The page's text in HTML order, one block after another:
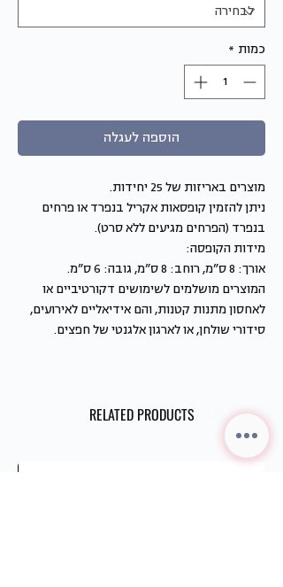
כמות *
הוספה לעגלה
מוצרים באריזות של 25 יחידות.
ניתן להזמין קופסאות אקריל בנפרד או פרחים
בנפרד (הפרחים מגיעים ללא סרט).
מידות הקופסה:
אורך: 8 ס”מ, רוחב: 8 ס”מ, גובה: 6 ס”מ.
המוצרים מושלמים לשימושים דקורטיביים או
לאחסון מתנות קטנות, והם אידיאליים לאירועים,
סידורי שולחן, או לארגון אלגנטי של חפצים.
מוצרים דומיםRELATED PRODUCTS